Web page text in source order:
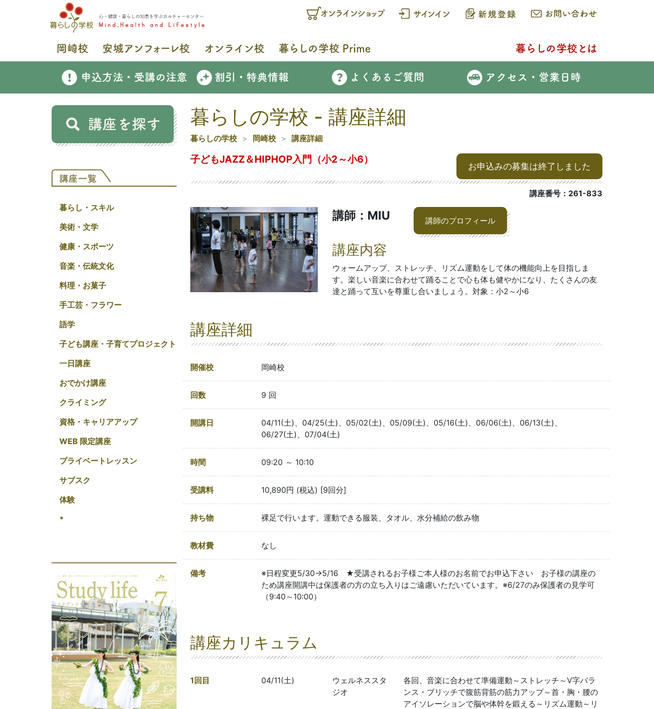
暮らし・スキル
美術・文学
健康・スポーツ
音楽・伝統文化
料理・お菓子
手工芸・フラワー
語学
子ども講座・子育てプロジェクト
一日講座
おでかけ講座
クライミング
資格・キャリアアップ
WEB 限定講座
プライベートレッスン
サブスク
体験
*
暮らしの学校 - 講座詳細
暮らしの学校 岡崎校 講座詳細
子どもJAZZ＆HIPHOP入門（小2～小6）
お申込みの募集は終了しました
講座番号：261-833
講師：MIU 講師のプロフィール
講座内容
ウォームアップ、ストレッチ、リズム運動をして体の機能向上を目指しま
す。楽しい音楽に合わせて踊ることで心も体も健やかになり、たくさんの友
達と踊って互いを尊重し合いましょう。対象：小2～小6
講座詳細
開催校 岡崎校
回数 9 回
開講日
04/11(土)、04/25(土)、05/02(土)、05/09(土)、05/16(土)、06/06(土)、06/13(土)、
06/27(土)、07/04(土)
時間 09:20 ～ 10:10
受講料 10,890円 (税込) [9回分]
持ち物 裸足で行います。運動できる服装、タオル、水分補給の飲み物
教材費 なし
備考
※日程変更5/30→5/16 ★受講されるお子様ご本人様のお名前でお申込下さい お子様の講座の
ため講座開講中は保護者の方の立ち入りはご遠慮いただいています。※6/27のみ保護者の見学可
（9:40～10:00）
講座カリキュラム
1回目 04/11(土)
ウェルネススタ
ジオ
各回、音楽に合わせて準備運動～ストレッチ～V字バラ
ンス・ブリッチで腹筋背筋の筋力アップ～首・胸・腰の
アイソレーションで脳や体幹を鍛える～リズム運動～リ